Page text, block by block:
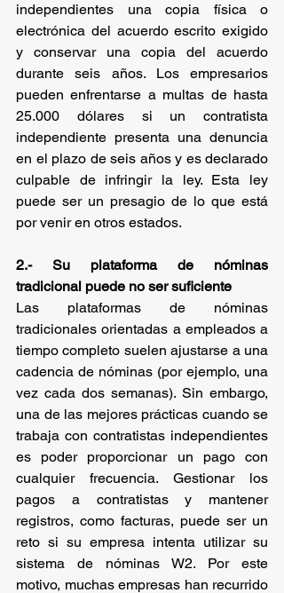
independientes una copia física o
electrónica del acuerdo escrito exigido
y conservar una copia del acuerdo
durante seis años. Los empresarios
pueden enfrentarse a multas de hasta
25.000 dólares si un contratista
independiente presenta una denuncia
en el plazo de seis años y es declarado
culpable de infringir la ley. Esta ley
puede ser un presagio de lo que está
por venir en otros estados.
2.- Su plataforma de nóminas
tradicional puede no ser suficiente
Las plataformas de nóminas
tradicionales orientadas a empleados a
tiempo completo suelen ajustarse a una
cadencia de nóminas (por ejemplo, una
vez cada dos semanas). Sin embargo,
una de las mejores prácticas cuando se
trabaja con contratistas independientes
es poder proporcionar un pago con
cualquier frecuencia. Gestionar los
pagos a contratistas y mantener
registros, como facturas, puede ser un
reto si su empresa intenta utilizar su
sistema de nóminas W2. Por este
motivo, muchas empresas han recurrido